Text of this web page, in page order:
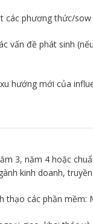
các phương thức/
vấn đề phát sinh
hướng mới của
3, năm 4 hoặc
kinh doanh,
thạo các phần mềm: